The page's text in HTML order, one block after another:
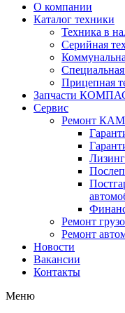
О компании
Каталог техники
Техника в
Серийная
Прицепная
Запчасти
Сервис
Ремонт
Ремонт
Ремонт
Новости
Вакансии
Контакты
Меню